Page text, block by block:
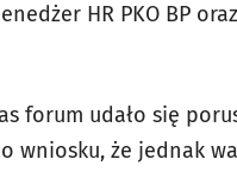
HR PKO BP
forum udało się
wniosku, że jednak